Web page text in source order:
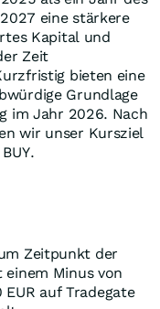
eine stärkere
Kapital und
Zeit
bieten eine
Grundlage
im Jahr 2026. Nach
wir unser Kursziel
Zeitpunkt der
Minus von
EUR auf Tradegate